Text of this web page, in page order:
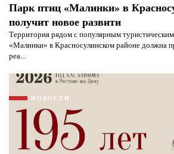
Парк птиц «Малинки» в
получит новое развити
Территория рядом с популярным
«Малинки» в Красносулинском районе должна
реа...
НОВОСТИ